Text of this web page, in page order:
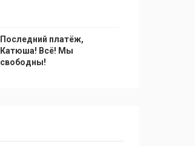
Последний платёж,
Катюша! Всё! Мы
свободны!